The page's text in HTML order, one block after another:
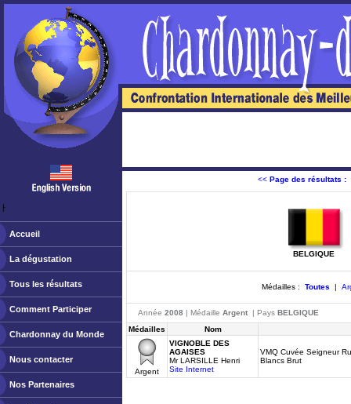
ￂﾠ
Accueil
La dégustation
Tous les résultats
Comment Participer
Chardonnay du Monde
Nous contacter
Nos Partenaires
<< Page des résultats :
BELGIQUE
Médailles : Toutes |
Année 2008 | Médaille Argent | Pays BELGIQUE
Médailles
Nom
Argent
VIGNOBLE DES
AGAISES
Mr LARSILLE Henri
Site Internet
VMQ Cuvée Seigneur
Blancs Brut